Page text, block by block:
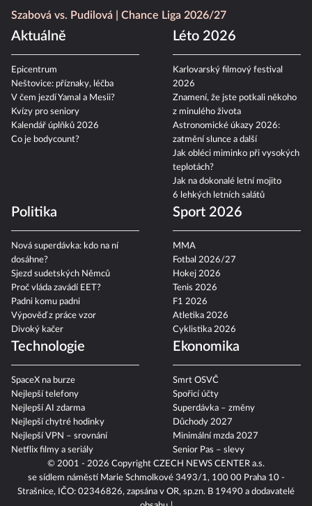
Szabová vs. Pudilová
Chance Liga 2026/27
Aktuálně
Epicentrum
Neštovice: příznaky, léčba
V čem jezdí Yamal a Mesii?
Kvízy pro seniory
Kalendář úplňků 2026
Co je bodycount?
Léto 2026
Karlovarský filmový festival
2026
Znamení, že jste potkali někoho
z minulého života
Astronomické úkazy 2026:
zatmění slunce a další
Jak obléci miminko při vysokých
teplotách?
Jak na dokonalé letní mojito
6 lehkých letních salátů
Politika
Nová superdávka: kdo na ní
dosáhne?
Sjezd sudetských Němců
Proč vláda zavádí EET?
Padni komu padni
Výpověď z práce vzor
Divoký kačer
Sport 2026
MMA
Fotbal 2026/27
Hokej 2026
Tenis 2026
F1 2026
Atletika 2026
Cyklistika 2026
Technologie
SpaceX na burze
Nejlepší telefony
Nejlepší AI zdarma
Nejlepší chytré hodinky
Nejlepší VPN – srovnání
Netflix filmy a seriály
Ekonomika
Smrt OSVČ
Spořicí účty
Superdávka – změny
Důchody 2027
Minimální mzda 2027
Senior Pas – slevy
© 2001 - 2026 Copyright CZECH NEWS CENTER a.s.
se sídlem náměstí Marie Schmolkové 3493/1, 100 00 Praha 10 -
Strašnice, IČO: 02346826, zapsána v OR, sp.zn. B 19490 a dodavatelé